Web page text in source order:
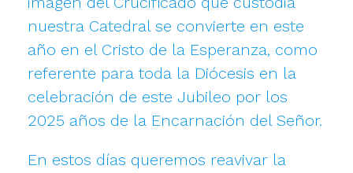
nuestra Catedral se convierte en este
año en el Cristo de la Esperanza, como
referente para toda la Diócesis en la
celebración de este Jubileo por los
2025 años de la Encarnación del Señor.
En estos días queremos reavivar la